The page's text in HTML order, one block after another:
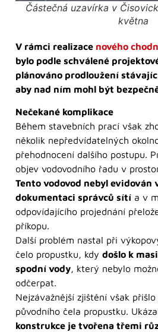
Částečná uzavírka v
května
V rámci realizace nového
bylo podle schválené
plánováno prodloužení
aby nad ním mohl být
Nečekané komplikace
Během stavebních prací však
několik nepředvídatelných
přehodnocení dalšího postupu.
objev vodovodního řadu v
Tento vodovod nebyl evidován
dokumentaci správců sítí a v
odpovídajícího projednání
příkopu.
Další problém nastal při
čelo propustku, kdy došlo k
spodní vody, který nebylo
odčerpat.
Nejzávažnější zjištění však
původního čela propustku.
konstrukce je tvořena třemi